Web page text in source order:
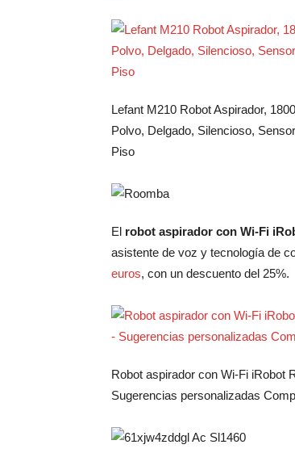
Lefant M210 Robot Aspirador,
Polvo, Delgado, Silencioso,
Piso
El robot aspirador con Wi-Fi
asistente de voz y tecnología de
euros, con un descuento del 25%.
Robot aspirador con Wi-Fi iRobot
Sugerencias personalizadas